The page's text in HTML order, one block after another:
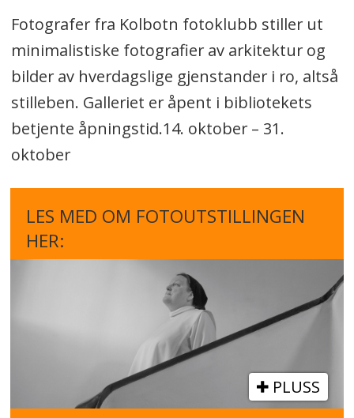
Fotografer fra Kolbotn fotoklubb stiller ut
minimalistiske fotografier av arkitektur og
bilder av hverdagslige gjenstander i ro, altså
stilleben. Galleriet er åpent i bibliotekets
betjente åpningstid.14. oktober – 31.
oktober
LES MED OM FOTOUTSTILLINGEN
HER:
PLUSS